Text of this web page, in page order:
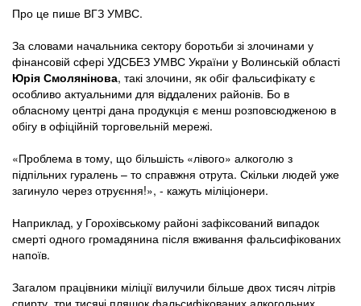
Про це пише ВГЗ УМВС.
За словами начальника сектору боротьби зі злочинами у
фінансовій сфері УДСБЕЗ УМВС України у Волинській області
Юрія Смолянінова, такі злочини, як обіг фальсифікату є
особливо актуальними для віддалених районів. Бо в
обласному центрі дана продукція є менш розповсюдженою в
обігу в офіційній торговельній мережі.
«Проблема в тому, що більшість «лівого» алкоголю з
підпільних гуралень – то справжня отрута. Скільки людей уже
загинуло через отруєння!», - кажуть міліціонери.
Наприклад, у Горохівському районі зафіксований випадок
смерті одного громадянина після вживання фальсифікованих
напоїв.
Загалом працівники міліції вилучили більше двох тисяч літрів